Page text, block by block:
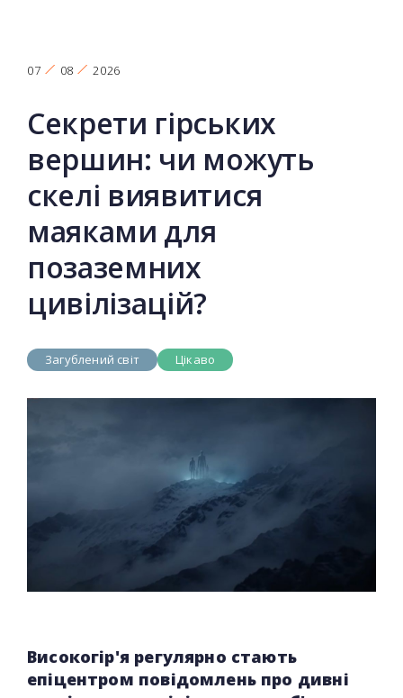
07 08 2026
Секрети гірських
вершин: чи можуть
скелі виявитися
маяками для
позаземних
цивілізацій?
Загублений світ Цікаво
Високогір'я регулярно стають
епіцентром повідомлень про дивні